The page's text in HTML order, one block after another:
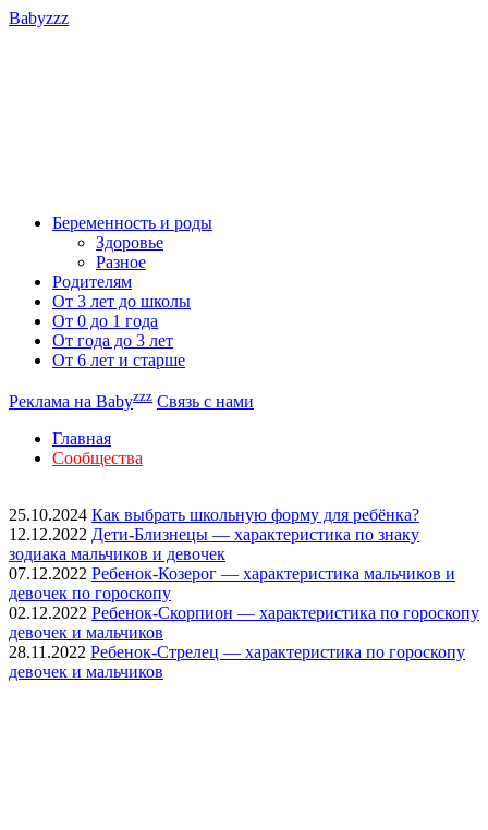
Babyzzz
Беременность и роды
Здоровье
Разное
Родителям
От 3 лет до школы
От 0 до 1 года
От года до 3 лет
От 6 лет и старше
Реклама на Babyzzz Связь с нами
Главная
Сообщества
25.10.2024 Как выбрать школьную форму для ребёнка?
12.12.2022 Дети-Близнецы — характеристика по знаку
зодиака мальчиков и девочек
07.12.2022 Ребенок-Козерог — характеристика мальчиков и
девочек по гороскопу
02.12.2022 Ребенок-Скорпион — характеристика по гороскопу
девочек и мальчиков
28.11.2022 Ребенок-Стрелец — характеристика по гороскопу
девочек и мальчиков